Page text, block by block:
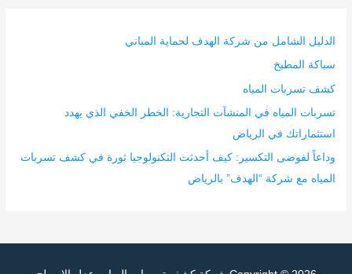
الدليل الشامل من شركة الهدف لحماية المباني
سباكة المطبخ
كشف تسربات المياه
تسربات المياه في المنشآت التجارية: الخطر الخفي الذي يهدد
استثماراتك في الرياض
وداعاً لفوضى التكسير: كيف أحدثت التكنولوجيا ثورة في كشف تسربات
المياه مع شركة “الهدف” بالرياض